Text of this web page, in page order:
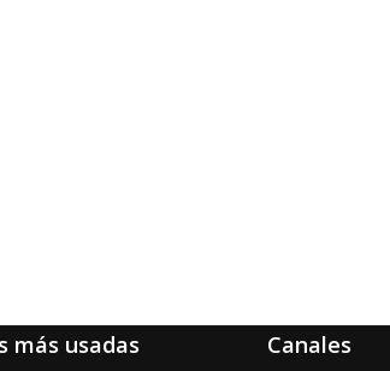
más usadas Canales